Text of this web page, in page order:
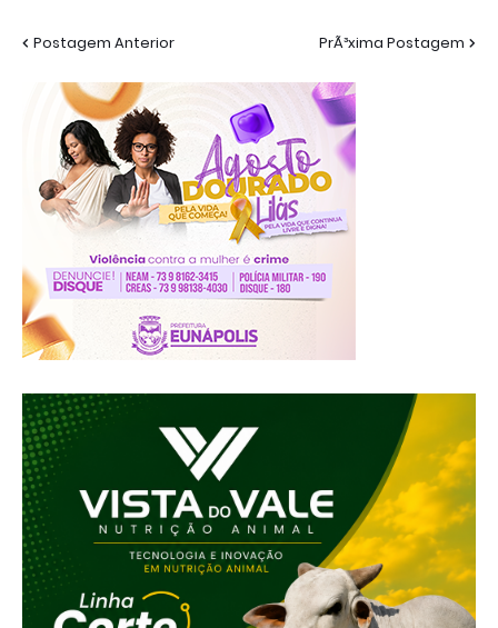
Postagem Anterior PrÃ³xima Postagem